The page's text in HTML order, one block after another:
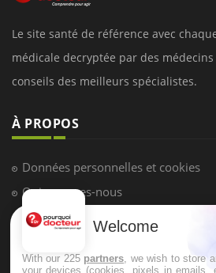
Le site santé de référence avec
médicale decryptée par des
conseils des meilleurs spécialistes.
À PROPOS
Données personnelles et cookies
Qui sommes-nous
Conditions d'utilisation
Mentions Légales
Welcome
With our 225 partners , we wish to store
your devices (cookies, pixels in emails,